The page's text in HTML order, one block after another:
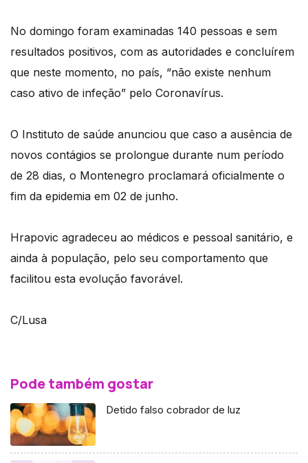
No domingo foram examinadas 140 pessoas e sem
resultados positivos, com as autoridades e concluírem
que neste momento, no país, “não existe nenhum
caso ativo de infeção” pelo Coronavírus.
O Instituto de saúde anunciou que caso a ausência de
novos contágios se prolongue durante num período
de 28 dias, o Montenegro proclamará oficialmente o
fim da epidemia em 02 de junho.
Hrapovic agradeceu ao médicos e pessoal sanitário, e
ainda à população, pelo seu comportamento que
facilitou esta evolução favorável.
C/Lusa
Pode também gostar
Detido falso cobrador de luz